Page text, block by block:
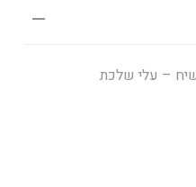
– עלי שלכת